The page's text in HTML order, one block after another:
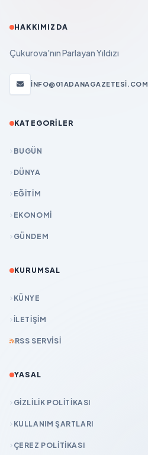
HAKKIMIZDA
Çukurova'nın Parlayan Yıldızı
INFO@01ADANAGAZETESI.COM
KATEGORILER
BUGÜN
DÜNYA
EĞİTİM
EKONOMİ
GÜNDEM
KURUMSAL
KÜNYE
İLETIŞIM
RSS SERVISI
YASAL
GIZLILIK POLITIKASI
KULLANIM ŞARTLARI
ÇEREZ POLITIKASI